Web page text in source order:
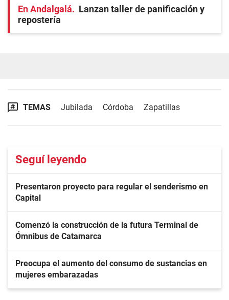
En Andalgalá
Lanzan taller de panificación y
repostería
TEMAS Jubilada Córdoba Zapatillas
Seguí leyendo
Presentaron proyecto para regular el senderismo en
Capital
Comenzó la construcción de la futura Terminal de
Ómnibus de Catamarca
Preocupa el aumento del consumo de sustancias en
mujeres embarazadas